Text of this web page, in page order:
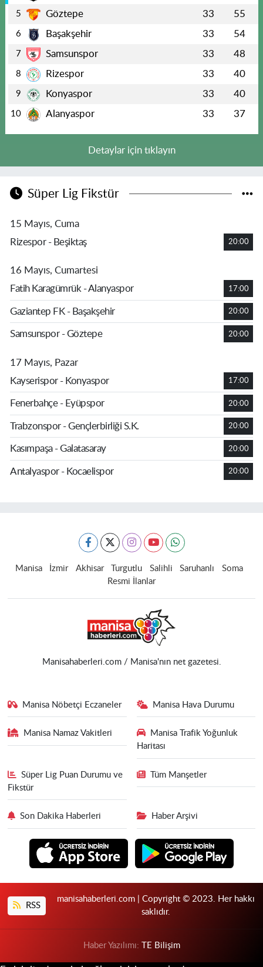
5 Göztepe 33 55
6 Başakşehir 33 54
7 Samsunspor 33 48
8 Rizespor 33 40
9 Konyaspor 33 40
10 Alanyaspor 33 37
Detaylar için tıklayın
Süper Lig Fikstür
15 Mayıs, Cuma
Rizespor - Beşiktaş
20:00
16 Mayıs, Cumartesi
Fatih Karagümrük - Alanyaspor
17:00
Gaziantep FK - Başakşehir 20:00
Samsunspor - Göztepe 20:00
17 Mayıs, Pazar
Kayserispor - Konyaspor
17:00
Fenerbahçe - Eyüpspor 20:00
Trabzonspor - Gençlerbirliği S.K. 20:00
Kasımpaşa - Galatasaray 20:00
Antalyaspor - Kocaelispor 20:00
Manisa İzmir Akhisar Turgutlu Salihli Saruhanlı
Soma
Resmi İlanlar
Manisahaberleri.com / Manisa'nın net gazetesi.
Manisa Nöbetçi Eczaneler Manisa Hava Durumu
Manisa Namaz Vakitleri
Manisa Trafik Yoğunluk
Haritası
Süper Lig Puan Durumu ve
Fikstür
Tüm Manşetler
Son Dakika Haberleri Haber Arşivi
RSS
manisahaberleri.com | Copyright © 2023. Her hakkı
saklıdır.
Haber Yazılımı: TE Bilişim